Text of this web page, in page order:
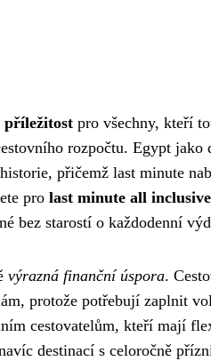
příležitost pro všechny, kteří
rozpočtu. Egypt jako
přičemž last minute
pro last minute all
bez starostí o každodenní
výrazná finanční úspora.
protože potřebují zaplnit
cestovatelům, kteří mají
destinací s celoročně